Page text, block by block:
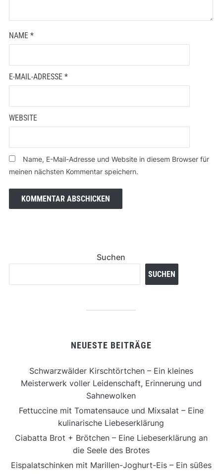
NAME *
E-MAIL-ADRESSE *
WEBSITE
Name, E-Mail-Adresse und Website in diesem Browser für
meinen nächsten Kommentar speichern.
Suchen
SUCHEN
NEUESTE BEITRÄGE
Schwarzwälder Kirschtörtchen – Ein kleines
Meisterwerk voller Leidenschaft, Erinnerung und
Sahnewolken
Fettuccine mit Tomatensauce und Mixsalat – Eine
kulinarische Liebeserklärung
Ciabatta Brot + Brötchen – Eine Liebeserklärung an
die Seele des Brotes
Eispalatschinken mit Marillen-Joghurt-Eis – Ein süßes